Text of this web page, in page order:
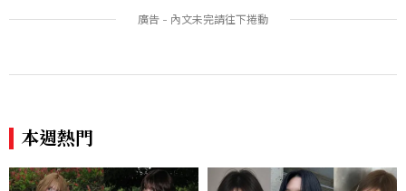
本週熱門